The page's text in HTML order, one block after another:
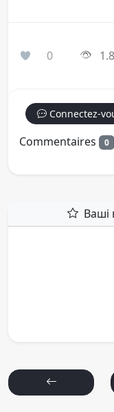
0
Connectez-
Commentaires 0
Ваші